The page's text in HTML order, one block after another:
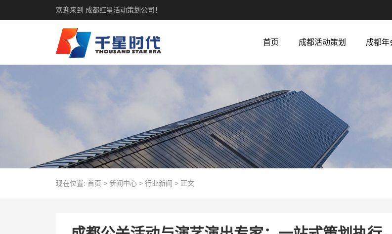
欢迎来到 成都红星活动策划公司！
首页 成都活动策划 成都年
现在位置: 首页 > 新闻中心> 行业新闻 > 正文